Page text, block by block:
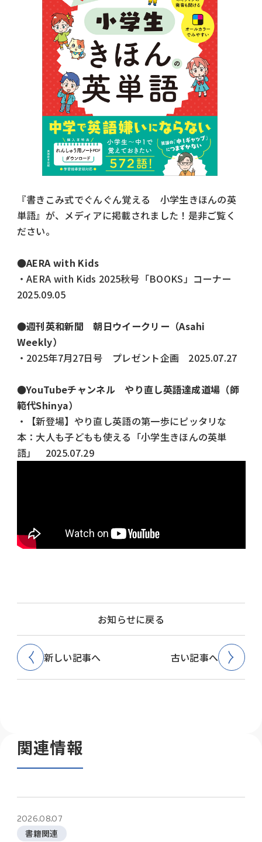
『書きこみ式でぐんぐん覚える 小学生きほんの英
単語』が、メディアに掲載されました！是非ご覧く
ださい。
●AERA with Kids
・AERA with Kids 2025秋号「BOOKS」コーナー
2025.09.05
●週刊英和新聞 朝日ウイークリー（Asahi
Weekly）
・ 2025年7月27日号 プレゼント企画 2025.07.27
●YouTubeチャンネル やり直し英語達成道場（師
範代Shinya）
・
【新登場】やり直し英語の第一歩にピッタリな
本：大人も子どもも使える「小学生きほんの英単
語」
2025.07.29
お知らせに戻る
新しい記事へ 古い記事へ
関連情報
2026.08.07
書籍関連